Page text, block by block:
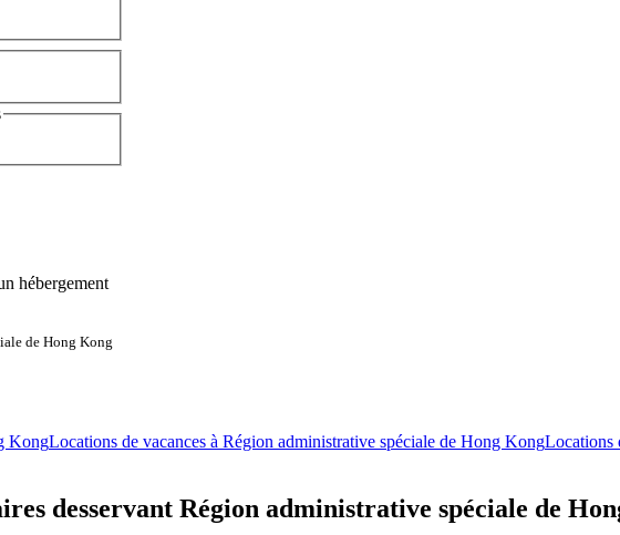
hébergement
de Hong Kong
KongLocations de vacances à Région administrative spéciale de Hong KongLocations
desservant Région administrative spéciale de